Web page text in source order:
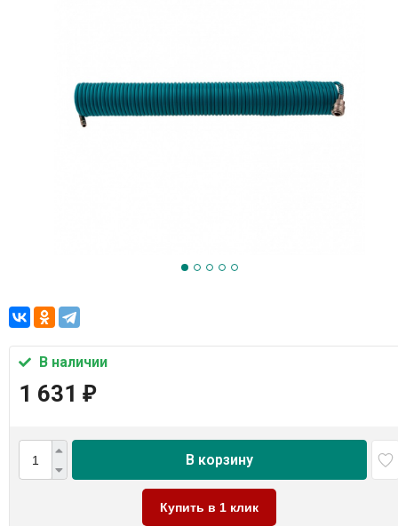
В наличии
1 631 ₽
В корзину
Купить в 1 клик